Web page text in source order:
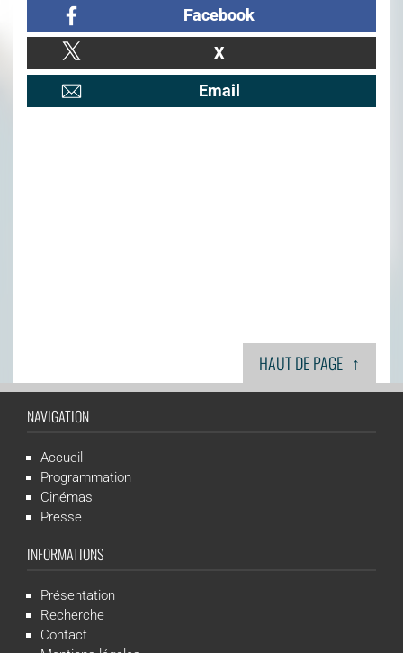
Facebook
X
Email
HAUT DE PAGE ↑
NAVIGATION
Accueil
Programmation
Cinémas
Presse
INFORMATIONS
Présentation
Recherche
Contact